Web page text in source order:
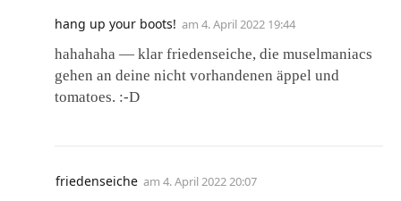
hang up your boots! am 4. April 2022 19:44
hahahaha — klar friedenseiche, die muselmaniacs
gehen an deine nicht vorhandenen äppel und
tomatoes. :-D
friedenseiche am 4. April 2022 20:07